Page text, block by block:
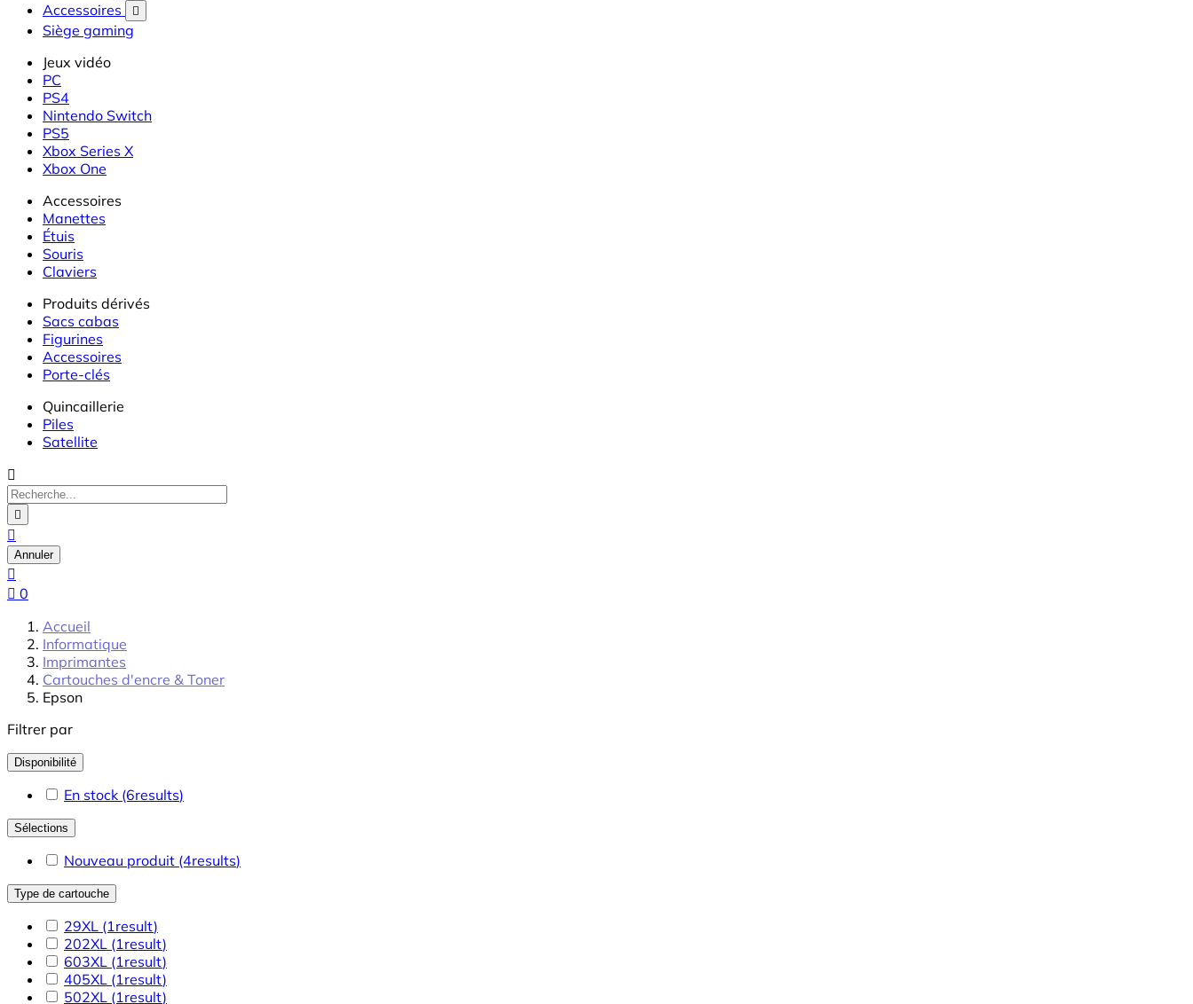
Accessoires 
Siège gaming
Jeux vidéo
PC
PS4
Nintendo Switch
PS5
Xbox Series X
Xbox One
Accessoires
Manettes
Étuis
Souris
Claviers
Produits dérivés
Sacs cabas
Figurines
Accessoires
Porte-clés
Quincaillerie
Piles
Satellite



Annuler

 0
Accueil
Informatique
Imprimantes
Cartouches d'encre & Toner
Epson
Filtrer par
Disponibilité
En stock (6results)
Sélections
Nouveau produit (4results)
Type de cartouche
29XL (1result)
202XL (1result)
603XL (1result)
405XL (1result)
502XL (1result)